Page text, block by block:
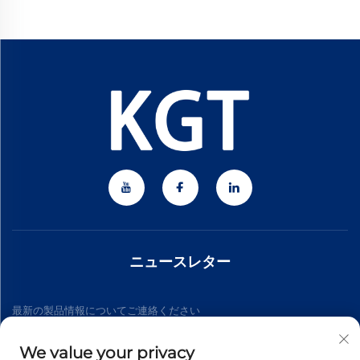
ニュースレター
最新の製品情報についてご連絡ください
We value your privacy